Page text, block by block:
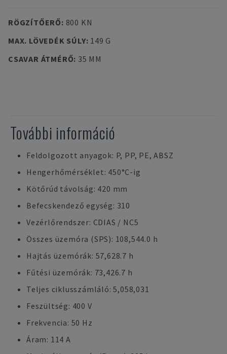
RÖGZÍTŐERŐ: 800 KN
MAX. LÖVEDÉK SÚLY: 149 G
CSAVAR ÁTMÉRŐ: 35 MM
További információ
Feldolgozott anyagok: P, PP, PE, ABSZ
Hengerhőmérséklet: 450°C-ig
Kötőrúd távolság: 420 mm
Befecskendező egység: 310
Vezérlőrendszer: CDIAS / NC5
Összes üzemóra (SPS): 108,544.0 h
Hajtás üzemórák: 57,628.7 h
Fűtési üzemórák: 73,426.7 h
Teljes ciklusszámláló: 5,058,031
Feszültség: 400 V
Frekvencia: 50 Hz
Áram: 114 A